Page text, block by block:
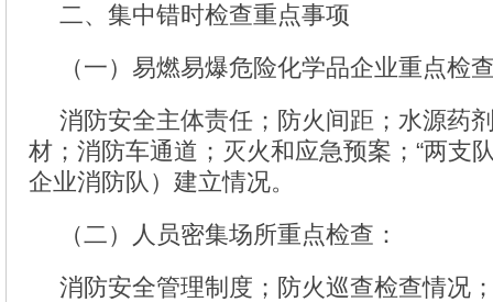
二、集中错时检查重点事项
（一）易燃易爆危险化学品企业重点检
消防安全主体责任；防火间距；水源药
材；消防车通道；灭火和应急预案；“两支
企业消防队）建立情况。
（二）人员密集场所重点检查：
消防安全管理制度；防火巡查检查情况